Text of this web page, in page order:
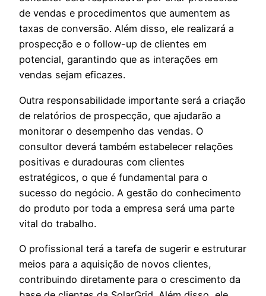
de vendas e procedimentos que aumentem as
taxas de conversão. Além disso, ele realizará a
prospecção e o follow-up de clientes em
potencial, garantindo que as interações em
vendas sejam eficazes.
Outra responsabilidade importante será a criação
de relatórios de prospecção, que ajudarão a
monitorar o desempenho das vendas. O
consultor deverá também estabelecer relações
positivas e duradouras com clientes
estratégicos, o que é fundamental para o
sucesso do negócio. A gestão do conhecimento
do produto por toda a empresa será uma parte
vital do trabalho.
O profissional terá a tarefa de sugerir e estruturar
meios para a aquisição de novos clientes,
contribuindo diretamente para o crescimento da